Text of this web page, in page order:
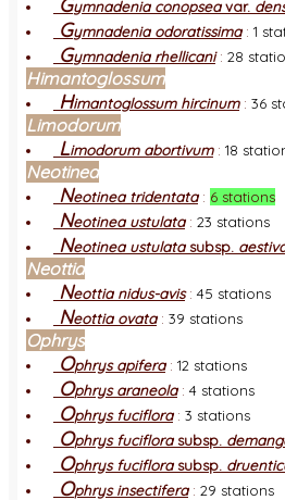
ymnadenia conopseavar.
Gymnadenia odoratissima: 1
Gymnadenia rhellicani: 28
Himantoglossum
Himantoglossum hircinum: 36
Limodorum
Limodorum abortivum: 18
Neotinea
Neotinea tridentata: 6 stations
Neotinea ustulata: 23 stations
Neotinea ustulatasubsp.
Neottia
Neottia nidus-avis: 45 stations
Neottia ovata: 39 stations
Ophrys
Ophrys apifera: 12 stations
Ophrys araneola: 4 stations
Ophrys fuciflora: 3 stations
Ophrys fuciflorasubsp.
Ophrys fuciflorasubsp.
Ophrys insectifera: 29 stations